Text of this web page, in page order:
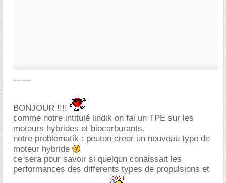
------
BONJOUR !!!!
comme notre intitulé lindik on fai un TPE sur les
moteurs hybrides et biocarburants.
notre problematik : peuton creer un nouveau type de
moteur hybride
ce sera pour savoir si quelqun conaissait les
performances des differents types de propulsions et